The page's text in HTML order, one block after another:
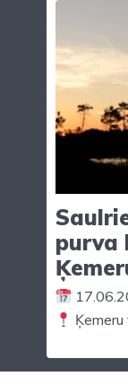
purva
Ķemeru